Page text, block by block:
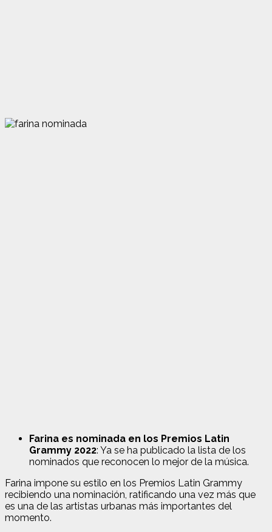
Farina es nominada en los Premios Latin
Grammy 2022: Ya se ha publicado la lista de los
nominados que reconocen lo mejor de la música.
Farina impone su estilo en los Premios Latin Grammy
recibiendo una nominación, ratificando una vez más que
es una de las artistas urbanas más importantes del
momento.